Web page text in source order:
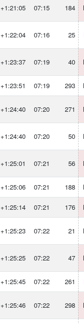
+1:21:05 07:15 184
+1:22:04 07:16 25
+1:23:37 07:19 40
+1:23:51 07:19 293
+1:24:40 07:20 271
+1:24:40 07:20 50
+1:25:01 07:21 56
+1:25:06 07:21 188
+1:25:14 07:21 176
+1:25:23 07:22 21
+1:25:25 07:22 47
+1:25:45 07:22 261
+1:25:46 07:22 298